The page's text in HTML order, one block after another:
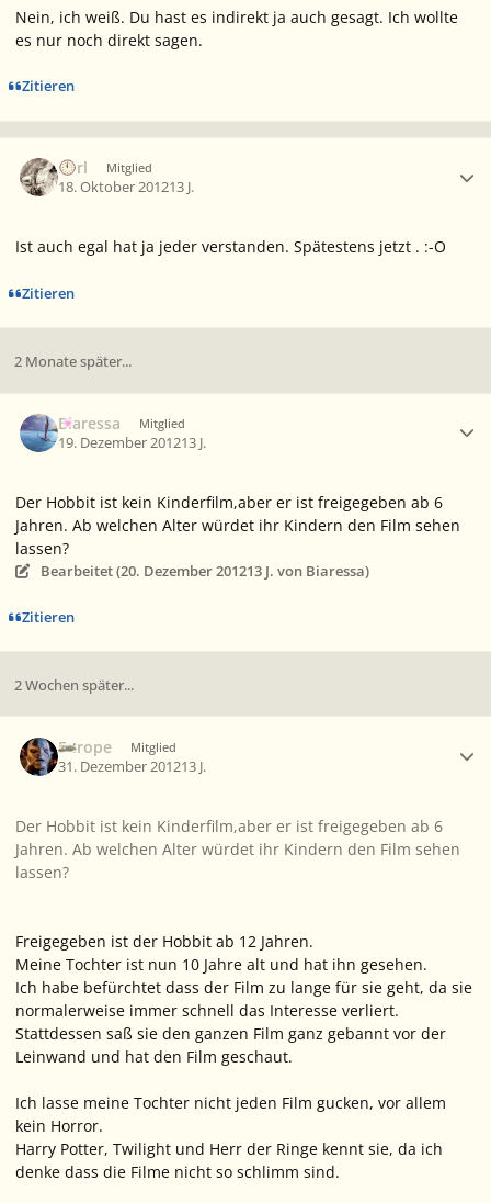
Nein, ich weiß. Du hast es indirekt ja auch gesagt. Ich wollte
es nur noch direkt sagen.
Zitieren
Eorl Mitglied
18. Oktober 201213 J.
Ist auch egal hat ja jeder verstanden. Spätestens jetzt . :-O
Zitieren
2 Monate später...
Biaressa Mitglied
19. Dezember 201213 J.
Der Hobbit ist kein Kinderfilm,aber er ist freigegeben ab 6
Jahren. Ab welchen Alter würdet ihr Kindern den Film sehen
lassen?
Bearbeitet (20. Dezember 201213 J. von Biaressa)
Zitieren
2 Wochen später...
Europe Mitglied
31. Dezember 201213 J.
Der Hobbit ist kein Kinderfilm,aber er ist freigegeben ab 6
Jahren. Ab welchen Alter würdet ihr Kindern den Film sehen
lassen?
Freigegeben ist der Hobbit ab 12 Jahren.
Meine Tochter ist nun 10 Jahre alt und hat ihn gesehen.
Ich habe befürchtet dass der Film zu lange für sie geht, da sie
normalerweise immer schnell das Interesse verliert.
Stattdessen saß sie den ganzen Film ganz gebannt vor der
Leinwand und hat den Film geschaut.
Ich lasse meine Tochter nicht jeden Film gucken, vor allem
kein Horror.
Harry Potter, Twilight und Herr der Ringe kennt sie, da ich
denke dass die Filme nicht so schlimm sind.